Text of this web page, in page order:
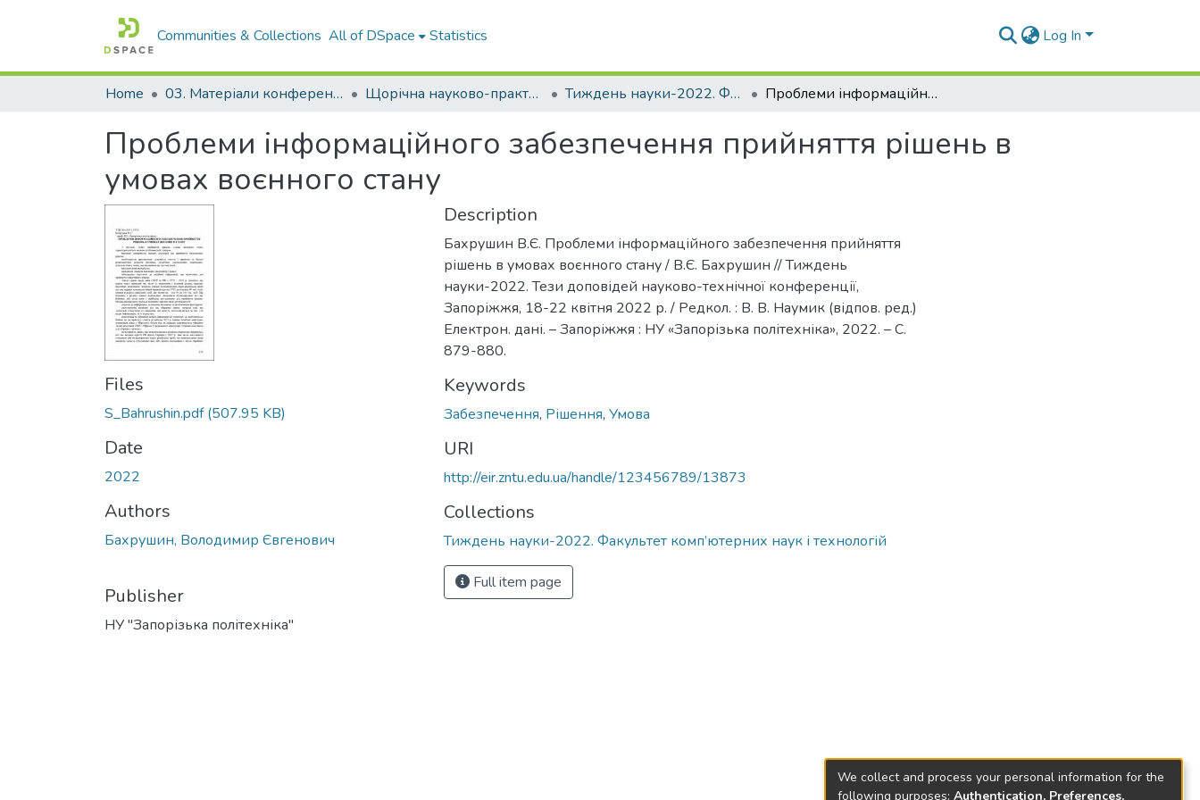
Communities & Collections All of DSpace Statistics Log In
Home 03. Матеріали конференцій та семінарів Щорічна науково-практична конференція «Тиждень науки» Тиждень науки-2022. Факультет комп’ютерних наук і технологій Проблеми інформаційного забезпечення прийняття рішень в умовах воєнного стану
Проблеми інформаційного забезпечення прийняття рішень в
умовах воєнного стану
Files
S_Bahrushin.pdf(507.95 KB)
Date
2022
Authors
Бахрушин, Володимир Євгенович
Publisher
НУ "Запорізька політехніка"
Description
Бахрушин В.Є. Проблеми інформаційного забезпечення прийняття
рішень в умовах воєнного стану / В.Є. Бахрушин // Тиждень
науки-2022. Тези доповідей науково-технічної конференції,
Запоріжжя, 18-22 квітня 2022 р. / Редкол. : В. В. Наумик (відпов. ред.)
Електрон. дані. – Запоріжжя : НУ «Запорізька політехніка», 2022. – С.
879-880.
Keywords
Забезпечення, Рішення, Умова
URI
http://eir.zntu.edu.ua/handle/123456789/13873
Collections
Тиждень науки-2022. Факультет комп’ютерних наук і технологій
Full item page
We collect and process your personal information for the
following purposes: Authentication, Preferences,